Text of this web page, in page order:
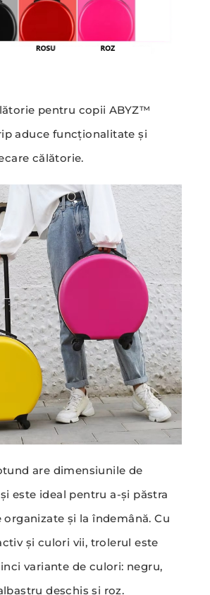
pentru copii ABYZ™
aduce funcționalitate și
călătorie.
are dimensiunile de
este ideal pentru a-și păstra
și la îndemână. Cu
și culori vii, trolerul este
variante de culori: negru,
deschis și roz.